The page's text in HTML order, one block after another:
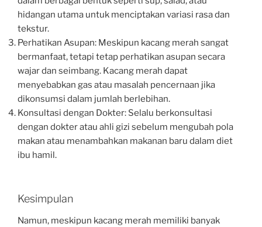
hidangan utama untuk menciptakan variasi rasa dan
tekstur.
Perhatikan Asupan: Meskipun kacang merah sangat
bermanfaat, tetapi tetap perhatikan asupan secara
wajar dan seimbang. Kacang merah dapat
menyebabkan gas atau masalah pencernaan jika
dikonsumsi dalam jumlah berlebihan.
Konsultasi dengan Dokter: Selalu berkonsultasi
dengan dokter atau ahli gizi sebelum mengubah pola
makan atau menambahkan makanan baru dalam diet
ibu hamil.
Kesimpulan
Namun, meskipun kacang merah memiliki banyak